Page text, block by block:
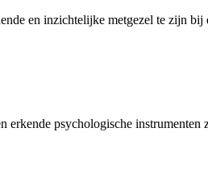
en inzichtelijke metgezel te zijn bij
psychologische